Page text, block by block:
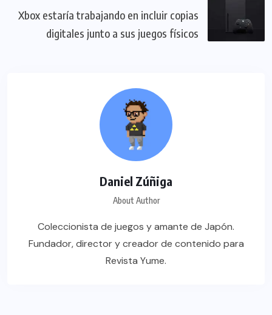
Xbox estaría trabajando en incluir copias
digitales junto a sus juegos físicos
Daniel Zúñiga
About Author
Coleccionista de juegos y amante de Japón.
Fundador, director y creador de contenido para
Revista Yume.